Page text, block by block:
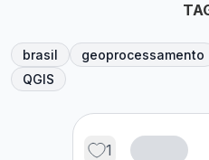
brasil geoprocessamento
QGIS
1